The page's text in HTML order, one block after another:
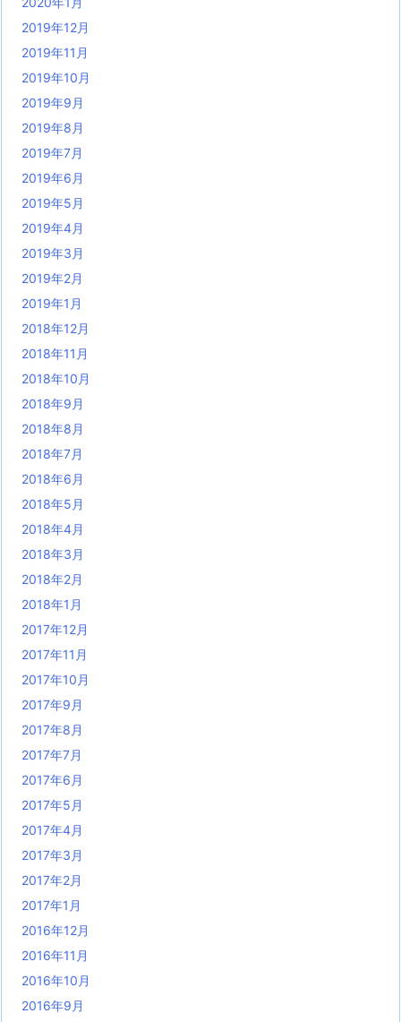
2019年12月
2019年11月
2019年10月
2019年9月
2019年8月
2019年7月
2019年6月
2019年5月
2019年4月
2019年3月
2019年2月
2019年1月
2018年12月
2018年11月
2018年10月
2018年9月
2018年8月
2018年7月
2018年6月
2018年5月
2018年4月
2018年3月
2018年2月
2018年1月
2017年12月
2017年11月
2017年10月
2017年9月
2017年8月
2017年7月
2017年6月
2017年5月
2017年4月
2017年3月
2017年2月
2017年1月
2016年12月
2016年11月
2016年10月
2016年9月